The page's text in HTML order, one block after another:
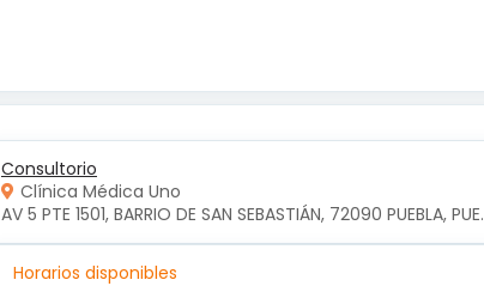
Consultorio
Clínica Médica Uno
AV 5 PTE 1501, BARRIO DE SAN SEBASTIÁN, 72090 PUEBLA, PUE.
Horarios disponibles